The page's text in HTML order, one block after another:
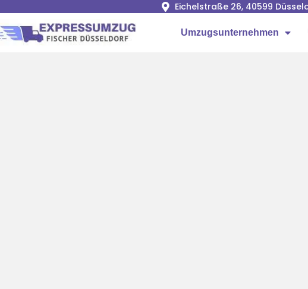
Eichelstraße 26, 40599
Umzugsunternehmen